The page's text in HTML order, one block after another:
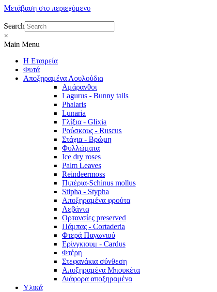
Μετάβαση στο περιεχόμενο
Search
×
Main Menu
Η Εταιρεία
Φυτά
Αποξηραμένα Λουλούδια
Αμάρανθοι
Lagurus - Bunny tails
Phalaris
Lunaria
Γλίξια - Glixia
Ρούσκους - Ruscus
Στάχια - Βρώμη
Φυλλώματα
Ice dry roses
Palm Leaves
Reindeermoss
Πιπέρια-Schinus mollus
Stipha - Stypha
Αποξηραμένα φρούτα
Λεβάντα
Ορτανσίες preserved
Πάμπας - Cortaderia
Φτερά Παγωνιού
Ερίνγκιουμ - Cardus
Φτέρη
Στεφανάκια σύνθεση
Αποξηραμένα Μπουκέτα
Διάφορα αποξηραμένα
Υλικά